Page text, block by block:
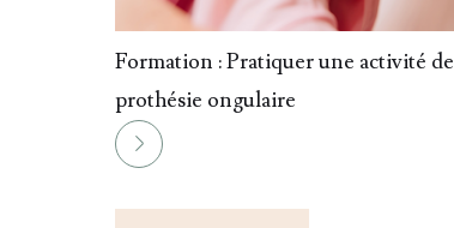
Formation : Pratiquer une activité de
prothésie ongulaire